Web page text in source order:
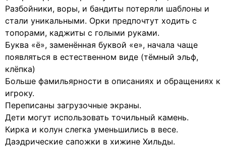
Разбойники, воры, и бандиты потеряли шаблоны и
стали уникальными. Орки предпочтут ходить с
топорами, каджиты с голыми руками.
Буква «ё», заменённая буквой «е», начала чаще
появляться в естественном виде (тёмный эльф,
клёпка)
Больше фамильярности в описаниях и обращениях к
игроку.
Переписаны загрузочные экраны.
Дети могут использовать точильный камень.
Кирка и колун слегка уменьшились в весе.
Даэдрические сапожки в хижине Хильды.